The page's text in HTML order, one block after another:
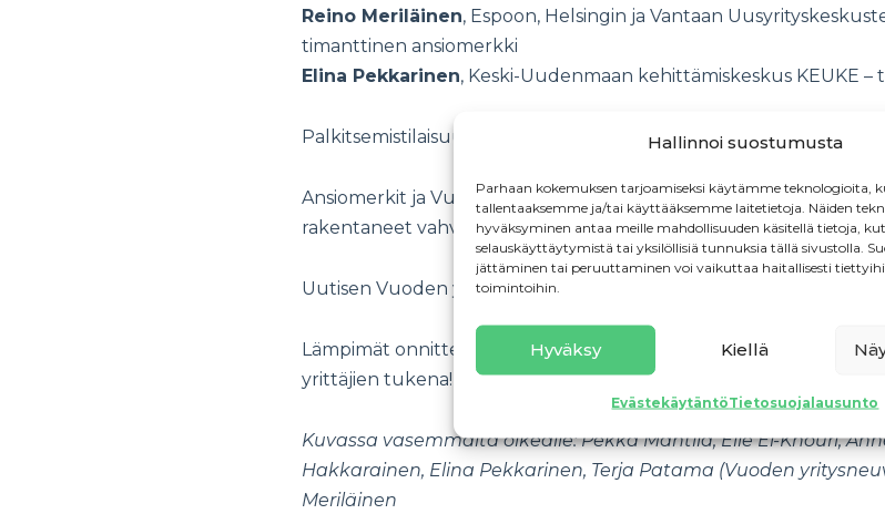
Hallinnoi suostumusta
Parhaan kokemuksen tarjoamiseksi käytämme teknologioita,
tallentaaksemme ja/tai käyttääksemme laitetietoja. Näiden
hyväksyminen antaa meille mahdollisuuden käsitellä tietoja,
selauskäyttäytymistä tai yksilöllisiä tunnuksia tällä sivustolla.
jättäminen tai peruuttaminen voi vaikuttaa haitallisesti
toimintoihin.
Hyväksy Kiellä
EvästekäytäntöTietosuojalausunto
Reino Meriläinen, Espoon, Helsingin ja Vantaan
timanttinen ansiomerkki
Elina Pekkarinen, Keski-Uudenmaan kehittämiskeskus KEUKE –
Palkitsemistilaisuus järjestettiin Vesijärven rannalla
Ansiomerkit ja Vuoden yritysneuvoja -tunnustus ovat tapamme
rakentaneet vahvaa perustaa uusyrityskeskusten toiminnalle ja
Uutisen Vuoden yritysneuvojasta voit lukea
Lämpimät onnittelut palkituille ja sydämellinen kiitos koko
yrittäjien tukena!
Kuvassa vasemmalta oikealle: Pekka Mantila, Elie El-Khouri,
Hakkarainen, Elina Pekkarinen, Terja Patama (Vuoden
Meriläinen